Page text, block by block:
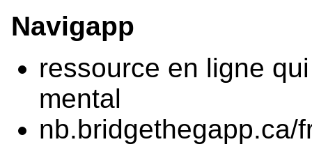
Navigapp
ressource en ligne
mental
nb.bridgethegapp.ca/